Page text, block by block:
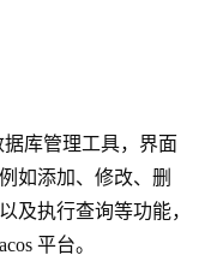
据库管理工具，界面
如添加、修改、删
及执行查询等功能，
平台。